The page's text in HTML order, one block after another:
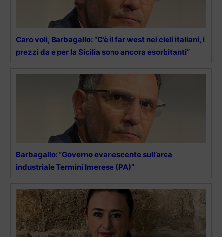
Caro voli, Barbagallo: “C’è il far west nei cieli italiani, i
prezzi da e per la Sicilia sono ancora esorbitanti”
Barbagallo: “Governo evanescente sull’area
industriale Termini Imerese (PA)”